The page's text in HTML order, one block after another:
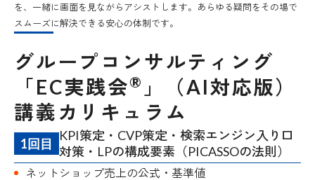
を、一緒に画面を見ながらアシストします。あらゆる疑問をその場で
スムーズに解決できる安心の体制です。
グループコンサルティング
「EC実践会® 」（AI対応版）
講義カリキュラム
1回目
KPI策定・CVP策定・検索エンジン入り口
対策・LPの構成要素（PICASSOの法則）
ネットショップ売上の公式・基準値